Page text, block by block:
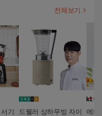
전체보기
기
드웰러 상하무빙 자이
에버